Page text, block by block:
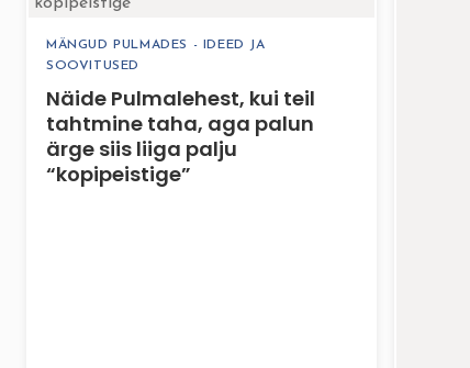
MÄNGUD PULMADES - IDEED JA
SOOVITUSED
Näide Pulmalehest, kui teil
tahtmine taha, aga palun
ärge siis liiga palju
“kopipeistige”